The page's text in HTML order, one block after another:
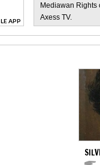
APP
Mediawan Rights
Axess TV.